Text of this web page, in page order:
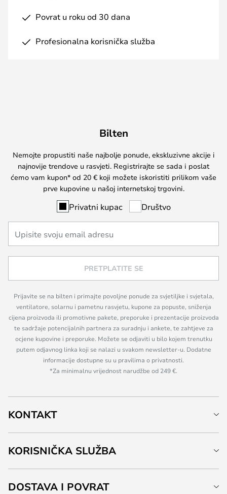
Povrat u roku od 30 dana
Profesionalna korisnička služba
Bilten
Nemojte propustiti naše najbolje ponude, ekskluzivne akcije i
najnovije trendove u rasvjeti. Registrirajte se sada i poslat
ćemo vam kupon* od 20 € koji možete iskoristiti prilikom vaše
prve kupovine u našoj internetskoj trgovini.
Privatni kupac Društvo
PRETPLATITE SE
Prijavite se na bilten i primajte povoljne ponude za svjetiljke i svjetala,
ventilatore, solarnu i pametnu rasvjetu, kupone za popuste, sniženja
cijena proizvoda ili promotivne pakete, preporuke i prezentacije proizvoda
te sadržaje potencijalnih partnera za suradnju i ankete, te zahtjeve za
ocjene kupovine i preporuke. Možete se odjaviti u bilo kojem trenutku
putem odjavnog linka koji se nalazi u svakom newsletter-u. Dodatne
informacije dostupne su u pravilima o privatnosti.
*Za minimalnu vrijednost narudžbe od 249 €.
KONTAKT
KORISNIČKA SLUŽBA
DOSTAVA I POVRAT